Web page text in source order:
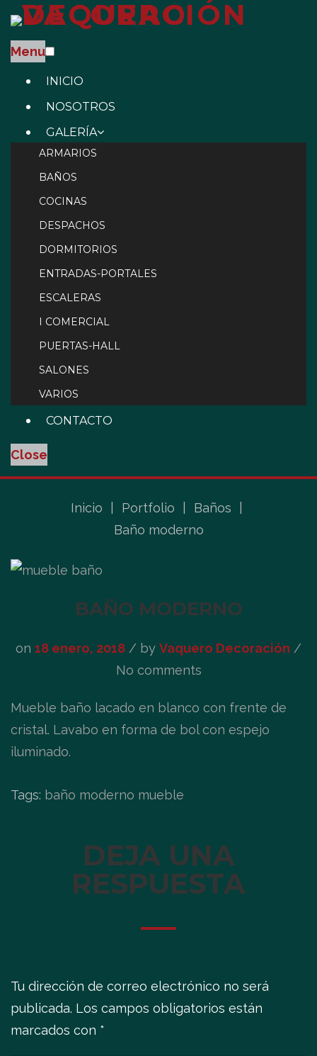
Menu
INICIO
NOSOTROS
GALERÍA
ARMARIOS
BAÑOS
COCINAS
DESPACHOS
DORMITORIOS
ENTRADAS-PORTALES
ESCALERAS
I COMERCIAL
PUERTAS-HALL
SALONES
VARIOS
CONTACTO
Close
Inicio Portfolio Baños
Baño moderno
BAÑO MODERNO
on 18 enero, 2018 / by Vaquero Decoración /
No comments
Mueble baño lacado en blanco con frente de
cristal. Lavabo en forma de bol con espejo
iluminado.
Tags: baño moderno mueble
DEJA UNA
RESPUESTA
Tu dirección de correo electrónico no será
publicada. Los campos obligatorios están
marcados con *